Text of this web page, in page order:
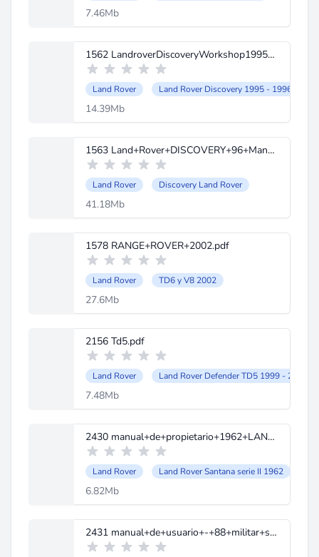
7.46Mb
1562 LandroverDiscoveryWorkshop1995-1996.pdf
Land Rover Land Rover Discovery 1995 - 1996
14.39Mb
1563 Land+Rover+DISCOVERY+96+Manuel+de+dÃ©pannage+Ã©lectrique.pdf
Land Rover Discovery Land Rover
41.18Mb
1578 RANGE+ROVER+2002.pdf
Land Rover TD6 y V8 2002
27.6Mb
2156 Td5.pdf
Land Rover Land Rover Defender TD5 1999 - 2002
7.48Mb
2430 manual+de+propietario+1962+LANDROVER.pdf
Land Rover Land Rover Santana serie II 1962
6.82Mb
2431 manual+de+usuario+-+88+militar+santana+.pdf